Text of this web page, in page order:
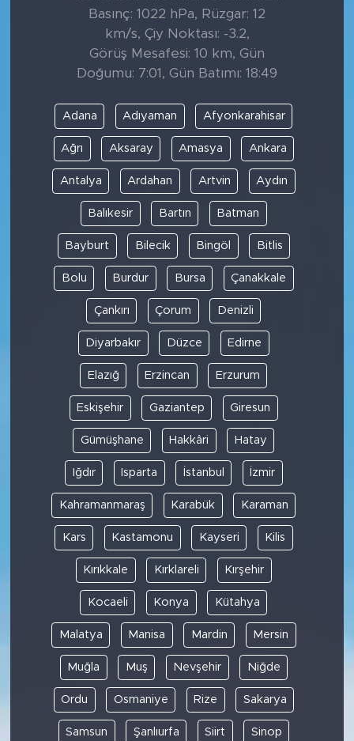
Basınç: 1022 hPa, Rüzgar: 12
km/s, Çiy Noktası: -3.2,
Görüş Mesafesi: 10 km, Gün
Doğumu: 7:01, Gün Batımı: 18:49
Adana Adıyaman Afyonkarahisar
Ağrı Aksaray Amasya Ankara
Antalya Ardahan Artvin Aydın
Balıkesir Bartın Batman
Bayburt Bilecik Bingöl Bitlis
Bolu Burdur Bursa Çanakkale
Çankırı Çorum Denizli
Diyarbakır Düzce Edirne
Elazığ Erzincan Erzurum
Eskişehir Gaziantep Giresun
Gümüşhane Hakkâri Hatay
Iğdır Isparta İstanbul İzmir
Kahramanmaraş Karabük Karaman
Kars Kastamonu Kayseri Kilis
Kırıkkale Kırklareli Kırşehir
Kocaeli Konya Kütahya
Malatya Manisa Mardin Mersin
Muğla Muş Nevşehir Niğde
Ordu Osmaniye Rize Sakarya
Samsun Şanlıurfa Siirt Sinop